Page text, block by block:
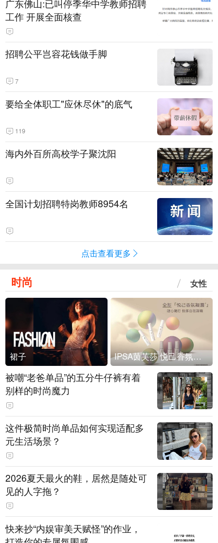
广东佛山:已叫停季华中学教师招聘
工作 开展全面核查
招聘公平岂容花钱做手脚
7
要给全体职工"应休尽休"的底气
119
海内外百所高校学子聚沈阳
全国计划招聘特岗教师8954名
点击查看更多
时尚 女性
裙子 IPSA茵芙莎 悦己香氛凝露上市
被嘲“老爸单品”的五分牛仔裤有着
别样的时尚魔力
这件极简时尚单品如何实现适配多
元生活场景？
2026夏天最火的鞋，居然是随处可
见的人字拖？
快来抄“内娱审美天赋怪”的作业，